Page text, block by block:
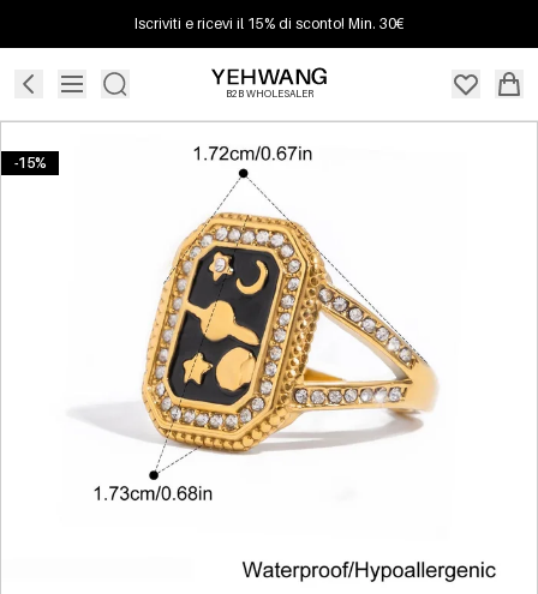
Iscriviti e ricevi il 15% di sconto! Min. 30€
B2B WHOLESALER
-15%